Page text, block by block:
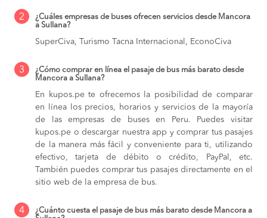
2
¿Cuáles empresas de buses ofrecen servicios desde Mancora
a Sullana?
SuperCiva, Turismo Tacna Internacional, EconoCiva
3
¿Cómo comprar en línea el pasaje de bus más barato desde
Mancora a Sullana?
En kupos.pe te ofrecemos la posibilidad de comparar
en línea los precios, horarios y servicios de la mayoría
de las empresas de buses en Peru. Puedes visitar
kupos.pe o descargar nuestra app y comprar tus pasajes
de la manera más fácil y conveniente para ti, utilizando
efectivo, tarjeta de débito o crédito, PayPal, etc.
También puedes comprar tus pasajes directamente en el
sitio web de la empresa de bus.
4
¿Cuánto cuesta el pasaje de bus más barato desde Mancora a